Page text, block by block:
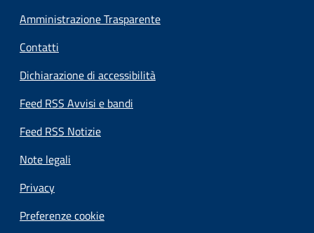
Amministrazione Trasparente
Contatti
Dichiarazione di accessibilità
Feed RSS Avvisi e bandi
Feed RSS Notizie
Note legali
Privacy
Preferenze cookie